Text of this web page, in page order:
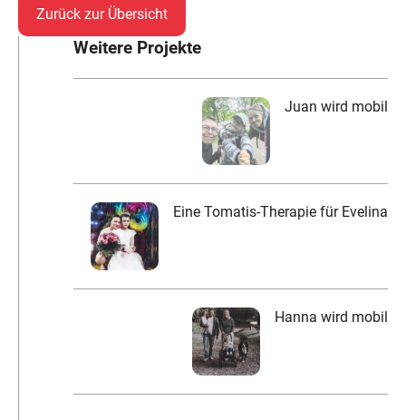
Zurück zur Übersicht
Weitere Projekte
Juan wird mobil
Eine Tomatis-Therapie für Evelina
Hanna wird mobil